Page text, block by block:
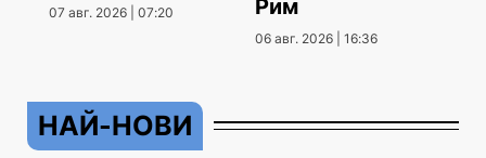
07 авг. 2026 | 07:20 Рим
06 авг. 2026 | 16:36
НАЙ-НОВИ